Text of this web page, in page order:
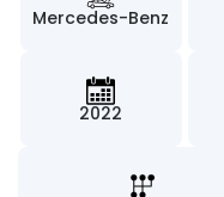
Mercedes-Benz
2022